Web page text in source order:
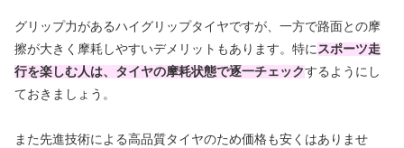
グリップ力があるハイグリップタイヤですが、一方で路面との摩
擦が大きく摩耗しやすいデメリットもあります。特にスポーツ走
行を楽しむ人は、タイヤの摩耗状態で逐一チェックするようにし
ておきましょう。
また先進技術による高品質タイヤのため価格も安くはありませ